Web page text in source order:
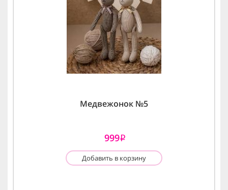
Медвежонок №5
999i
Добавить в корзину